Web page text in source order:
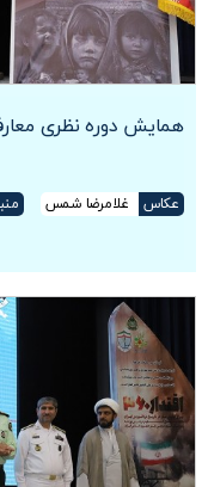
همایش دوره نظری
عکاس غلامرضا شمس